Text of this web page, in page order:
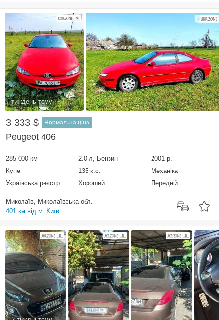
тиждень тому
3 333 $ Нормальна ціна
Peugeot 406
285 000 км 2.0 л, Бензин
2001 р.
Купе
135 к.с.
Механіка
Українська реєстрація
Хороший Передній
Миколаїв, Миколаївська обл.
401 км від м. Київ